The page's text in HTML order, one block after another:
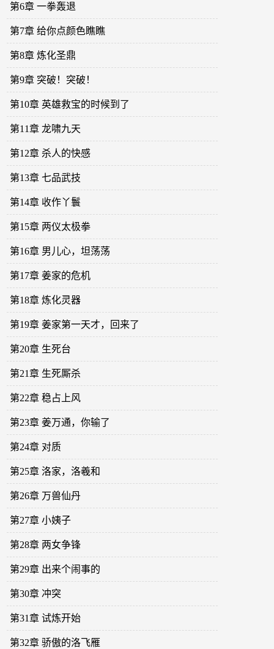
第6章 一拳轰退
第7章 给你点颜色瞧瞧
第8章 炼化圣鼎
第9章 突破！突破！
第10章 英雄救宝的时候到了
第11章 龙啸九天
第12章 杀人的快感
第13章 七品武技
第14章 收作丫鬟
第15章 两仪太极拳
第16章 男儿心，坦荡荡
第17章 姜家的危机
第18章 炼化灵器
第19章 姜家第一天才，回来了
第20章 生死台
第21章 生死厮杀
第22章 稳占上风
第23章 姜万通，你输了
第24章 对质
第25章 洛家，洛羲和
第26章 万兽仙丹
第27章 小姨子
第28章 两女争锋
第29章 出来个闹事的
第30章 冲突
第31章 试炼开始
第32章 骄傲的洛飞雁